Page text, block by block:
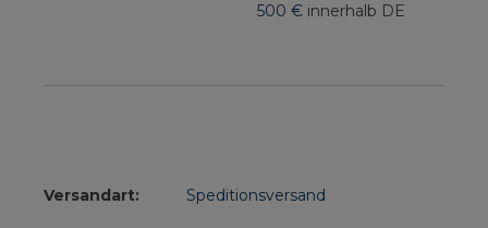
500 € innerhalb DE
Versandart: Speditionsversand